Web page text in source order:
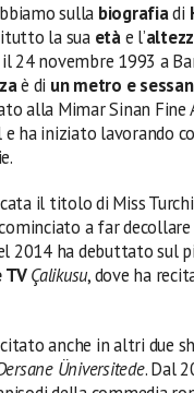
sulla biografiadi
la sua etàe l’
24 novembre 1993 a
è di un metro e
alla Mimar Sinan Fine
ha iniziato lavorando
il titolo di Miss
a far decollare
2014 ha debuttato sul
TVÇalikusu, dove ha
anche in altri due
Üniversitede. Dal